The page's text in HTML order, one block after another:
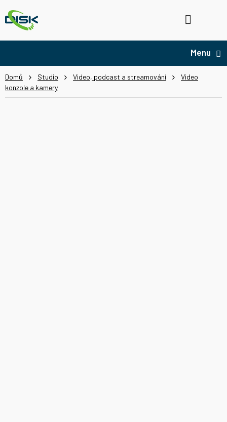
na
obsah
Domů Studio Video, podcast a streamování
Video
konzole a kamery